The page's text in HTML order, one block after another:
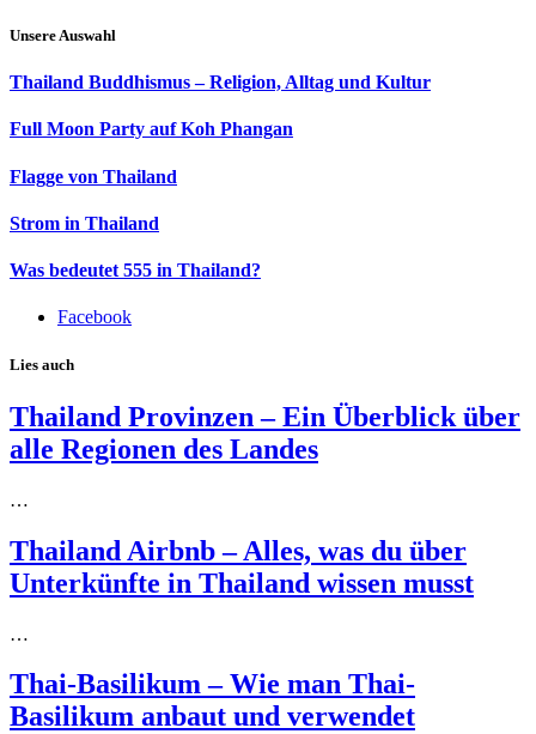
Unsere Auswahl
Thailand Buddhismus – Religion, Alltag und Kultur
Full Moon Party auf Koh Phangan
Flagge von Thailand
Strom in Thailand
Was bedeutet 555 in Thailand?
Facebook
Lies auch
Thailand Provinzen – Ein Überblick über
alle Regionen des Landes
…
Thailand Airbnb – Alles, was du über
Unterkünfte in Thailand wissen musst
…
Thai-Basilikum – Wie man Thai-
Basilikum anbaut und verwendet